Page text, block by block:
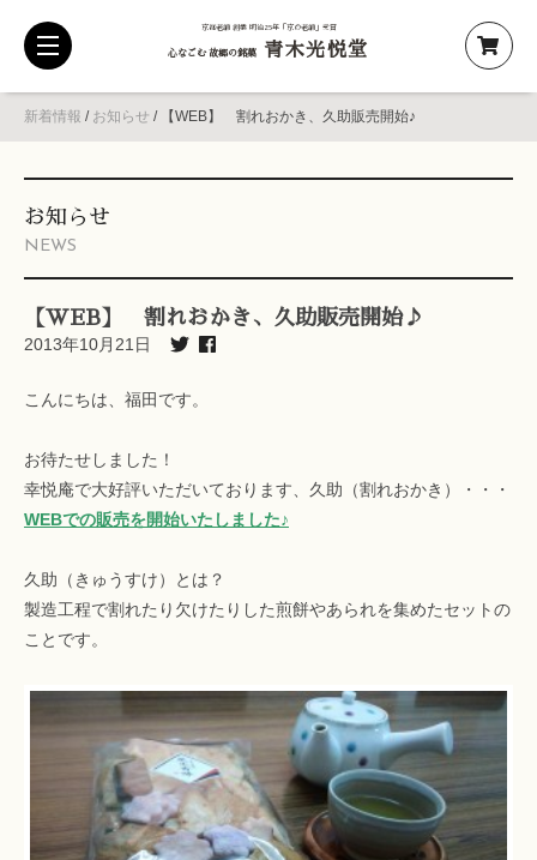
京都老舗 創業 明治25年「京の老舗」受賞
心なごむ 故郷の銘菓 青木光悦堂
toggle
navigation
新着情報 / お知らせ / 【WEB】 割れおかき、久助販売開始♪
お知らせ
NEWS
【WEB】 割れおかき、久助販売開始♪
2013年10月21日
こんにちは、福田です。
お待たせしました！
幸悦庵で大好評いただいております、久助（割れおかき）・・・
WEBでの販売を開始いたしました♪
久助（きゅうすけ）とは？
製造工程で割れたり欠けたりした煎餅やあられを集めたセットの
ことです。